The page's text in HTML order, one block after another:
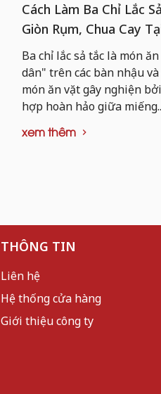
Cách Làm Ba Chỉ Lắc
Giòn Rụm, Chua Cay
Ba chỉ lắc sả tắc là món
dân" trên các bàn nhậu
món ăn vặt gây nghiện
hợp hoàn hảo giữa
xem thêm
THÔNG TIN
Liên hệ
Hệ thống cửa hàng
Giới thiệu công ty